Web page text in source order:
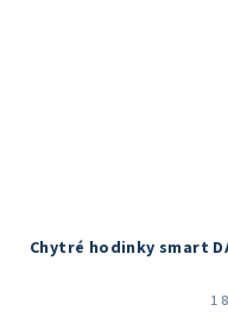
Chytré hodinky smart
1